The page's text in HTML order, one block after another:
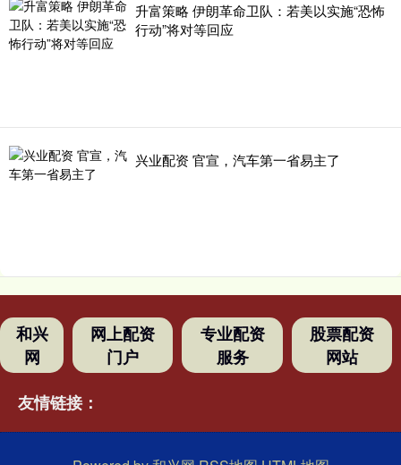
升富策略 伊朗革命卫队：若美以实施“恐怖
行动”将对等回应
兴业配资 官宣，汽车第一省易主了
和兴
网
网上配资
门户
专业配资
服务
股票配资
网站
友情链接：